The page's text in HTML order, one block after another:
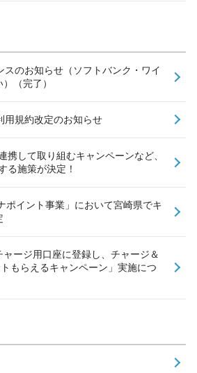
のお知らせ（ソフトバンク・ワイ
（完了）
用規約改定のお知らせ
携して取り組むキャンペーンなど、
る施策が決定！
ポイント事業」において宮崎県でキ
ャージ用口座に登録し、チャージ＆
もらえるキャンペーン」実施につ